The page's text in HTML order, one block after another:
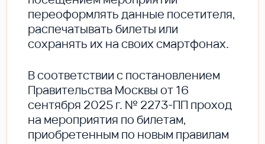
переоформлять данные посетителя,
распечатывать билеты или
сохранять их на своих смартфонах.
В соответствии с постановлением
Правительства Москвы от 16
сентября 2025 г. № 2273-ПП проход
на мероприятия по билетам,
приобретенным по новым правилам